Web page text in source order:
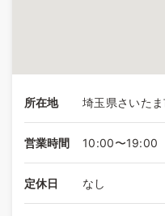
所在地 埼玉県さいた
営業時間 10:00〜19:00
定休日 なし